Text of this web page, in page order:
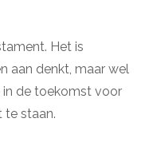
Het is
aan denkt, maar wel
in de toekomst voor
te staan.